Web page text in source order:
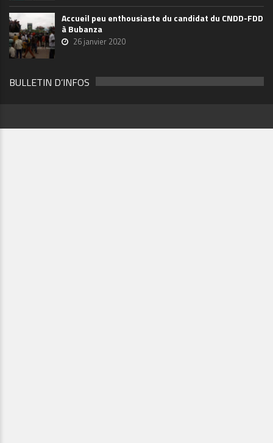
Accueil peu enthousiaste du candidat du CNDD-FDD
à Bubanza
26 janvier 2020
BULLETIN D’INFOS